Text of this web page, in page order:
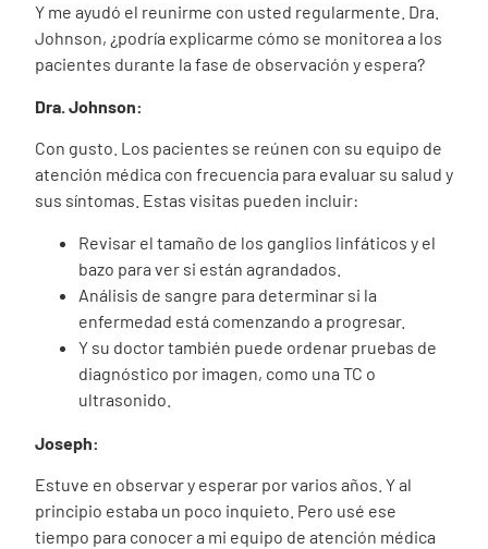
Y me ayudó el reunirme con usted regularmente. Dra.
Johnson, ¿podría explicarme cómo se monitorea a los
pacientes durante la fase de observación y espera?
Dra. Johnson:
Con gusto. Los pacientes se reúnen con su equipo de
atención médica con frecuencia para evaluar su salud y
sus síntomas. Estas visitas pueden incluir:
Revisar el tamaño de los ganglios linfáticos y el
bazo para ver si están agrandados.
Análisis de sangre para determinar si la
enfermedad está comenzando a progresar.
Y su doctor también puede ordenar pruebas de
diagnóstico por imagen, como una TC o
ultrasonido.
Joseph:
Estuve en observar y esperar por varios años. Y al
principio estaba un poco inquieto. Pero usé ese
tiempo para conocer a mi equipo de atención médica